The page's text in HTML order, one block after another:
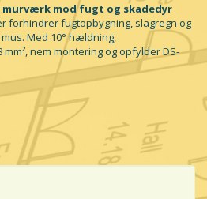
mod fugt og skadedyr
forhindrer fugtopbygning, slagregn og
Med 10° hældning,
nem montering og opfylder DS-